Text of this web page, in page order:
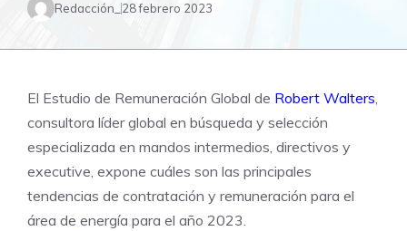
Redacción_ 28 febrero 2023
El Estudio de Remuneración Global de Robert Walters,
consultora líder global en búsqueda y selección
especializada en mandos intermedios, directivos y
executive, expone cuáles son las principales
tendencias de contratación y remuneración para el
área de energía para el año 2023.